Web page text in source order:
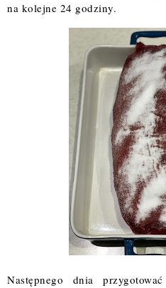
na kolejne 24 godziny.
Następnego dnia